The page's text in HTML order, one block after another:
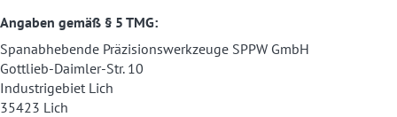
Angaben gemäß § 5 TMG:
Spanabhebende Präzisionswerkzeuge SPPW GmbH
Gottlieb-Daimler-Str. 10
Industrigebiet Lich
35423 Lich